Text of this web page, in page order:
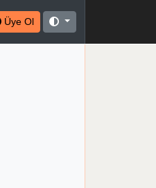
Üye Ol